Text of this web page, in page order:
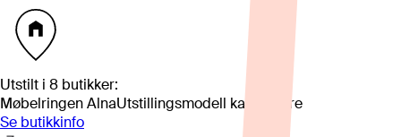
Utstilt i 8 butikker:
Møbelringen AlnaUtstillingsmodell kan variere
Se butikkinfo